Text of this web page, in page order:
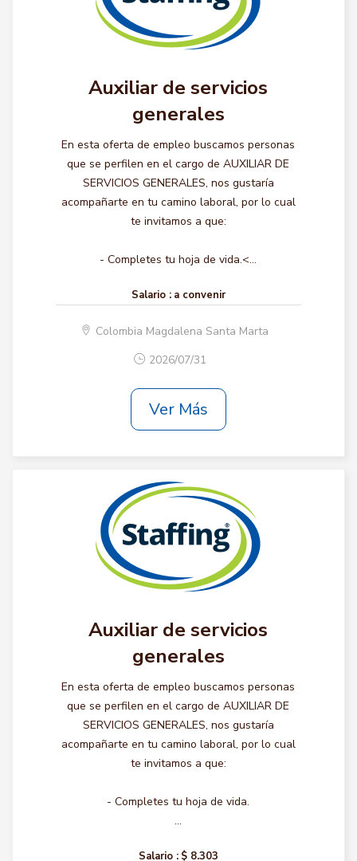
Auxiliar de servicios
generales
En esta oferta de empleo buscamos personas
que se perfilen en el cargo de AUXILIAR DE
SERVICIOS GENERALES, nos gustaría
acompañarte en tu camino laboral, por lo cual
te invitamos a que:
- Completes tu hoja de vida.<...
Salario : a convenir
Colombia Magdalena Santa Marta
2026/07/31
Ver Más
Auxiliar de servicios
generales
En esta oferta de empleo buscamos personas
que se perfilen en el cargo de AUXILIAR DE
SERVICIOS GENERALES, nos gustaría
acompañarte en tu camino laboral, por lo cual
te invitamos a que:
- Completes tu hoja de vida.
...
Salario : $ 8.303